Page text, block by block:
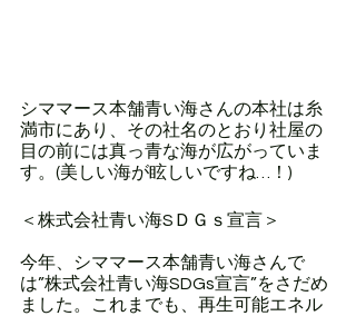
シママース本舗青い海さんの本社は糸
満市にあり、その社名のとおり社屋の
目の前には真っ青な海が広がっていま
す。(美しい海が眩しいですね…！)
＜株式会社青い海SＤＧｓ宣言＞
今年、シママース本舗青い海さんで
は”株式会社青い海SDGs宣言”をさだめ
ました。これまでも、再生可能エネル